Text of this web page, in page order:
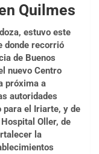
Quilmes
estuvo este
donde recorrió
de Buenos
nuevo Centro
próxima a
autoridades
para el Iriarte, y de
Oller, de
la